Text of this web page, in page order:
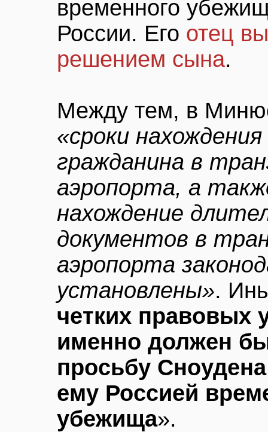
временного
России. Его отец
решением сына.
Между тем, в
«сроки
гражданина в
аэропорта, а
нахождение
документов в
аэропорта
установлены».
четких правовых
именно должен
просьбу
ему Россией
убежища».